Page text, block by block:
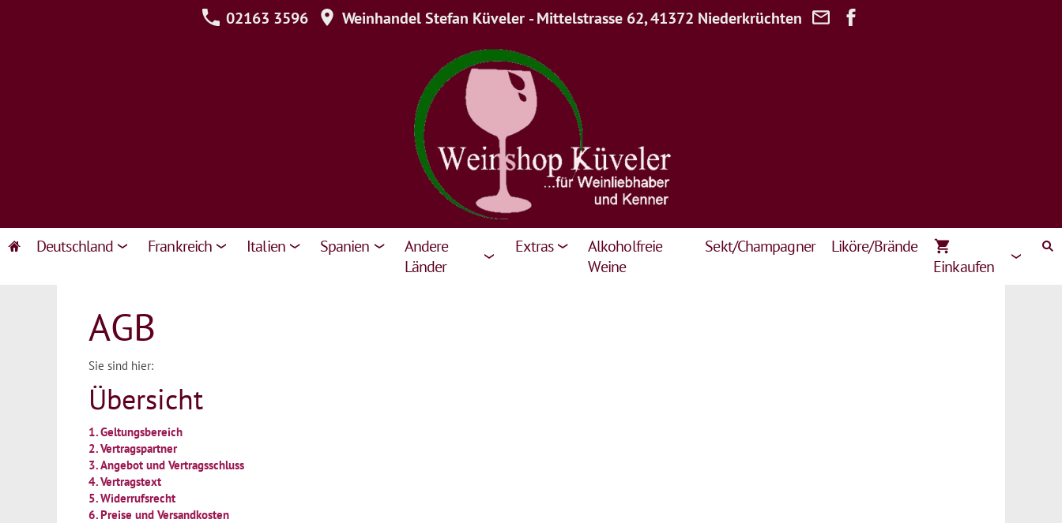
02163 3596 Weinhandel Stefan Küveler - Mittelstrasse 62, 41372 Niederkrüchten
Deutschland Frankreich Italien Spanien
Andere
Länder
Extras
Alkoholfreie
Weine
Sekt/Champagner
Liköre/Brände
Einkaufen
AGB
Sie sind hier:
Übersicht
1. Geltungsbereich
2. Vertragspartner
3. Angebot und Vertragsschluss
4. Vertragstext
5. Widerrufsrecht
6. Preise und Versandkosten